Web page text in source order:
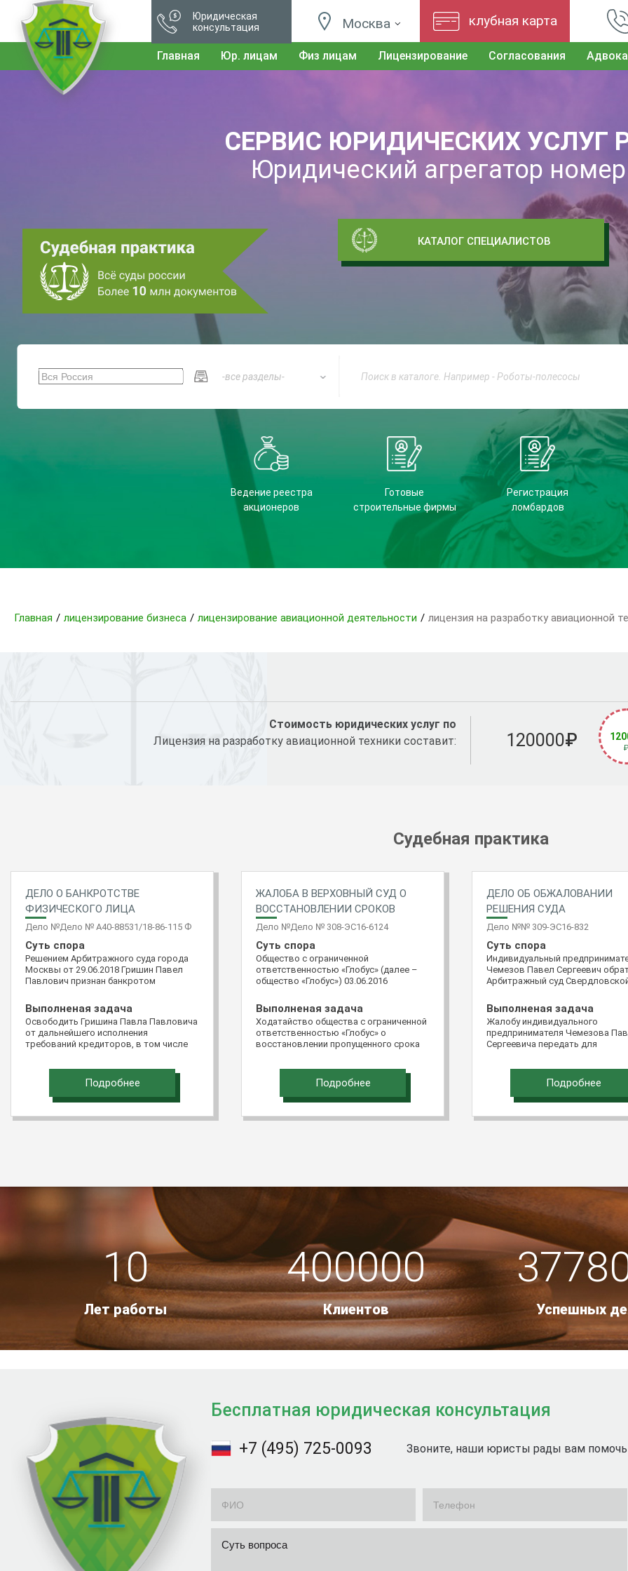
Юридическая
консультация
Москва клубная карта
Главная Юр. лицам Физ лицам Лицензирование Согласования
СЕРВИС ЮРИДИЧЕСКИХ УСЛУГ
Юридический агрегатор
КАТАЛОГ СПЕЦИАЛИСТОВ
Ведение реестра
акционеров
Готовые
строительные фирмы
Регистрация
ломбардов
Главная / лицензирование бизнеса / лицензирование авиационной деятельности / лицензия на разработку авиационной
Стоимость юридических услуг по
Лицензия на разработку авиационной техники составит:
120000₽ ₽
Судебная практика
ДЕЛО О БАНКРОТСТВЕ
ФИЗИЧЕСКОГО ЛИЦА
Дело №Дело № А40-88531/18-86-115 Ф
Суть спора
Решением Арбитражного суда города
Москвы от 29.06.2018 Гришин Павел
Павлович признан банкротом
Выполненая задача
Освободить Гришина Павла Павловича
от дальнейшего исполнения
требований кредиторов, в том числе
заявленных в ходе реализации
имущества гражданина
Подробнее
ЖАЛОБА В ВЕРХОВНЫЙ СУД О
ВОССТАНОВЛЕНИИ СРОКОВ
Дело №Дело № 308-ЭС16-6124
Суть спора
Общество с ограниченной
ответственностью «Глобус» (далее –
общество «Глобус») 03.06.2016
Российской Федерации через систему
подачи документов в электронном
виде «Мой арбитр» с кассационной
жалобой на постановление
Пятнадцатого арбитражного
постановление Арбитражного суда
Северо-Кавказского округа от
Выполненая задача
Ходатайство общества с ограниченной
ответственностью «Глобус» о
восстановлении пропущенного срока
восстановить.
Подробнее
ДЕЛО ОБ ОБЖАЛОВАНИИ
РЕШЕНИЯ СУДА
Дело №№ 309-ЭС16-832
Суть спора
Индивидуальный
Чемезов Павел Сергеевич
Арбитражный суд
ограниченной ответственностью
«Терминал Чкаловский» о
502 463 руб. 12 коп. убытков.
Выполненая задача
Жалобу индивидуального
предпринимателя Чемезова
Сергеевича передать для
Судебной коллегии по
спорам Верховного Суда
Подробнее
10
Лет работы
400000
Клиентов Успешных
Бесплатная юридическая консультация
+7 (495) 725-0093 Звоните, наши юристы рады вам помочь